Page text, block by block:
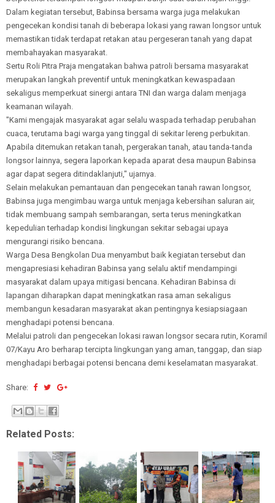
Dalam kegiatan tersebut, Babinsa bersama warga juga melakukan
pengecekan kondisi tanah di beberapa lokasi yang rawan longsor untuk
memastikan tidak terdapat retakan atau pergeseran tanah yang dapat
membahayakan masyarakat.
Sertu Roli Pitra Praja mengatakan bahwa patroli bersama masyarakat
merupakan langkah preventif untuk meningkatkan kewaspadaan
sekaligus memperkuat sinergi antara TNI dan warga dalam menjaga
keamanan wilayah.
"Kami mengajak masyarakat agar selalu waspada terhadap perubahan
cuaca, terutama bagi warga yang tinggal di sekitar lereng perbukitan.
Apabila ditemukan retakan tanah, pergerakan tanah, atau tanda-tanda
longsor lainnya, segera laporkan kepada aparat desa maupun Babinsa
agar dapat segera ditindaklanjuti," ujarnya.
Selain melakukan pemantauan dan pengecekan tanah rawan longsor,
Babinsa juga mengimbau warga untuk menjaga kebersihan saluran air,
tidak membuang sampah sembarangan, serta terus meningkatkan
kepedulian terhadap kondisi lingkungan sekitar sebagai upaya
mengurangi risiko bencana.
Warga Desa Bengkolan Dua menyambut baik kegiatan tersebut dan
mengapresiasi kehadiran Babinsa yang selalu aktif mendampingi
masyarakat dalam upaya mitigasi bencana. Kehadiran Babinsa di
lapangan diharapkan dapat meningkatkan rasa aman sekaligus
membangun kesadaran masyarakat akan pentingnya kesiapsiagaan
menghadapi potensi bencana.
Melalui patroli dan pengecekan lokasi rawan longsor secara rutin, Koramil
07/Kayu Aro berharap tercipta lingkungan yang aman, tanggap, dan siap
menghadapi berbagai potensi bencana demi keselamatan masyarakat.
Share:
Related Posts: